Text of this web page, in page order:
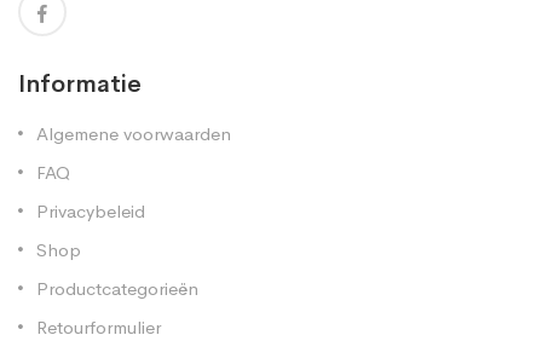
Informatie
Algemene voorwaarden
FAQ
Privacybeleid
Shop
Productcategorieën
Retourformulier